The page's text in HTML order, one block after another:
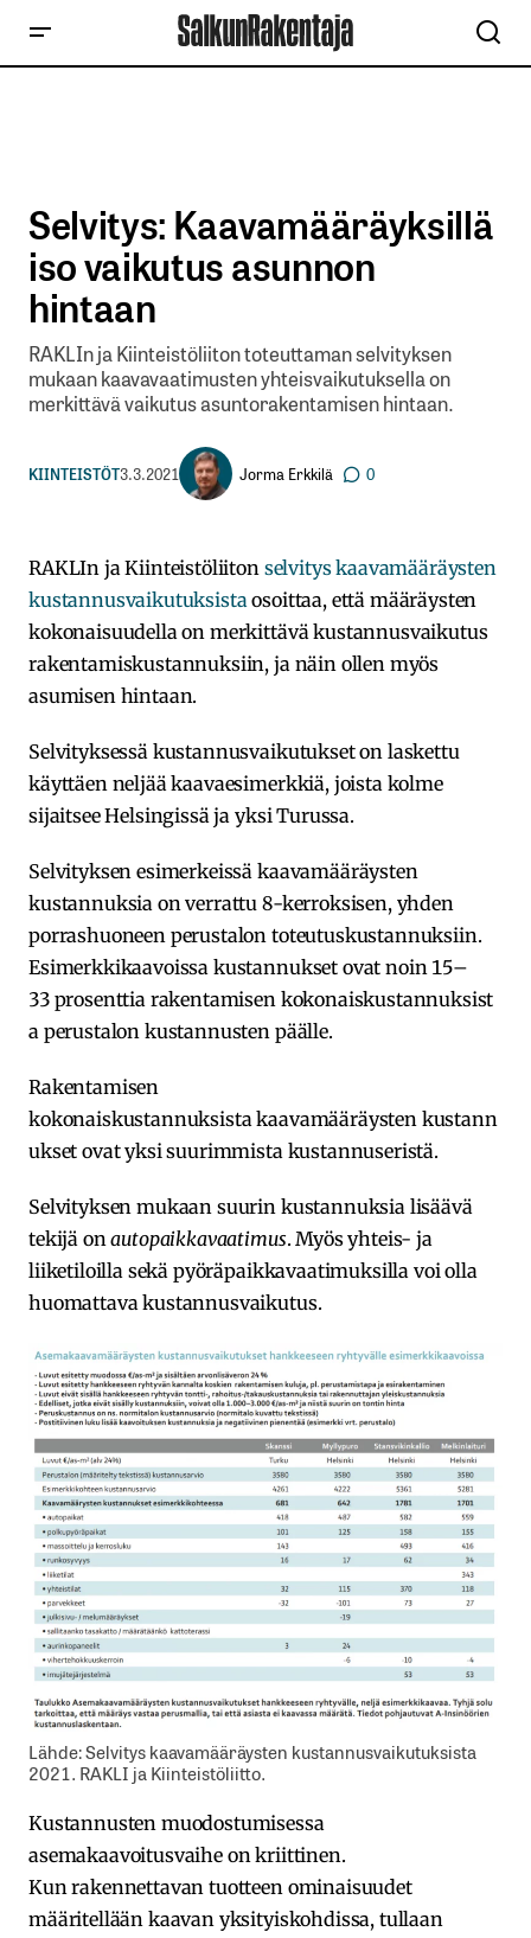
Selvitys: Kaavamääräyksillä
iso vaikutus asunnon
hintaan
RAKLIn ja Kiinteistöliiton toteuttaman selvityksen
mukaan kaavavaatimusten yhteisvaikutuksella on
merkittävä vaikutus asuntorakentamisen hintaan.
KIINTEISTÖT3.3.2021 Jorma Erkkilä 0
RAKLIn ja Kiinteistöliiton selvitys kaavamääräysten
kustannusvaikutuksista osoittaa, että määräysten
kokonaisuudella on merkittävä kustannusvaikutus
rakentamiskustannuksiin, ja näin ollen myös
asumisen hintaan.
Selvityksessä kustannusvaikutukset on laskettu
käyttäen neljää kaavaesimerkkiä, joista kolme
sijaitsee Helsingissä ja yksi Turussa.
Selvityksen esimerkeissä kaavamääräysten
kustannuksia on verrattu 8-kerroksisen, yhden
porrashuoneen perustalon toteutuskustannuksiin.
Esimerkkikaavoissa kustannukset ovat noin 15–
33 prosenttia rakentamisen kokonaiskustannuksist
a perustalon kustannusten päälle.
Rakentamisen
kokonaiskustannuksista kaavamääräysten kustann
ukset ovat yksi suurimmista kustannuseristä.
Selvityksen mukaan suurin kustannuksia lisäävä
tekijä onautopaikkavaatimus. Myös yhteis- ja
liiketiloilla sekä pyöräpaikkavaatimuksilla voi olla
huomattava kustannusvaikutus.
Lähde: Selvitys kaavamääräysten kustannusvaikutuksista
2021. RAKLI ja Kiinteistöliitto.
Kustannusten muodostumisessa
asemakaavoitusvaihe on kriittinen.
Kun rakennettavan tuotteen ominaisuudet
määritellään kaavan yksityiskohdissa, tullaan